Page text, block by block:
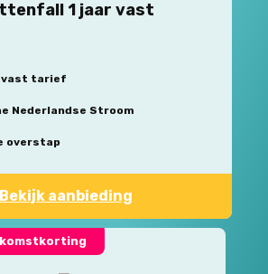
1 jaar vast
vast tarief
Nederlandse Stroom
overstap
Bekijk aanbieding